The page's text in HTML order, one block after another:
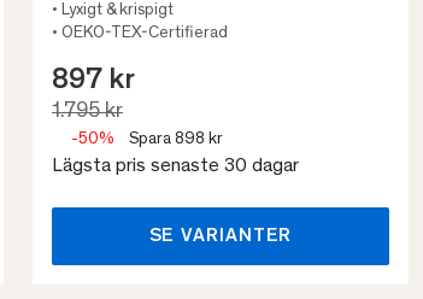
• Lyxigt & krispigt
• OEKO-TEX-Certifierad
897 kr
1.795 kr
-50% Spara 898 kr
Lägsta pris senaste 30 dagar
SE VARIANTER